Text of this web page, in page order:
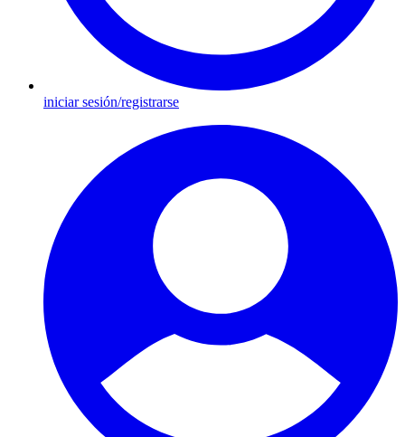
iniciar sesión/registrarse